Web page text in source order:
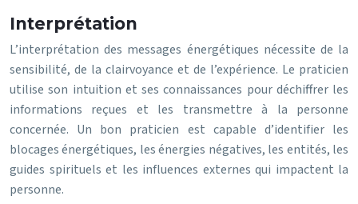
Interprétation
L’interprétation des messages énergétiques nécessite de la
sensibilité, de la clairvoyance et de l’expérience. Le praticien
utilise son intuition et ses connaissances pour déchiffrer les
informations reçues et les transmettre à la personne
concernée. Un bon praticien est capable d’identifier les
blocages énergétiques, les énergies négatives, les entités, les
guides spirituels et les influences externes qui impactent la
personne.